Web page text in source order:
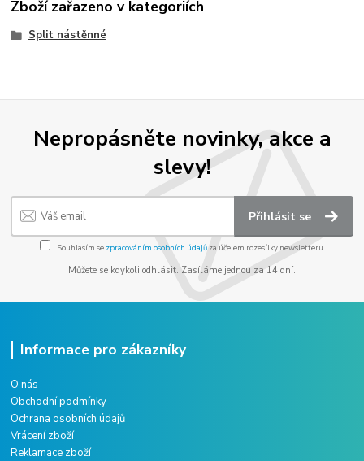
Zboží zařazeno v kategoriích
Split nástěnné
Nepropásněte novinky, akce a
slevy!
Přihlásit se
Souhlasím se zpracováním osobních údajůza účelem rozesílky newsletteru.
Můžete se kdykoli odhlásit. Zasíláme jednou za 14 dní.
Informace pro zákazníky
O nás
Obchodní podmínky
Ochrana osobních údajů
Vrácení zboží
Reklamace zboží